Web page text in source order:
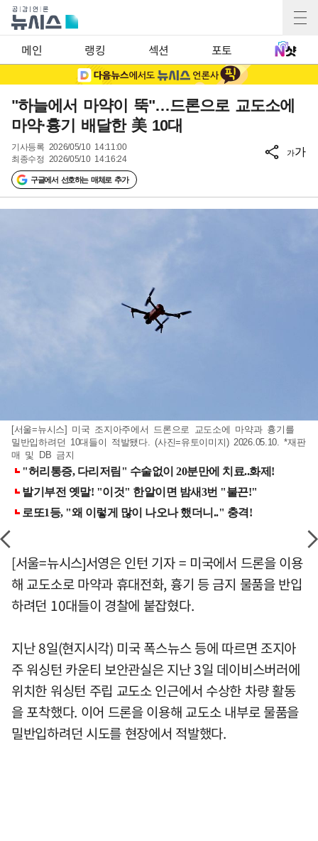
메인 랭킹 섹션 포토
"하늘에서 마약이 뚝"…드론으로 교도소에
마약·흉기 배달한 美 10대
기사등록 2026/05/10 14:11:00
최종수정 2026/05/10 14:16:24
구글에서 선호하는 매체로 추가
가가
[서울=뉴시스] 미국 조지아주에서 드론으로 교도소에 마약과 흉기를
밀반입하려던 10대들이 적발됐다. (사진=유토이미지) 2026.05.10. *재판
매 및 DB 금지
[서울=뉴시스]서영은 인턴 기자 = 미국에서 드론을 이용
해 교도소로 마약과 휴대전화, 흉기 등 금지 물품을 반입
하려던 10대들이 경찰에 붙잡혔다.
지난 8일(현지시각) 미국 폭스뉴스 등에 따르면 조지아
주 워싱턴 카운티 보안관실은 지난 3일 데이비스버러에
위치한 워싱턴 주립 교도소 인근에서 수상한 차량 활동
을 포착했다. 이어 드론을 이용해 교도소 내부로 물품을
밀반입하려던 시도를 현장에서 적발했다.